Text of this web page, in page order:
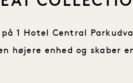
1 Hotel Central
højere enhed og skaber